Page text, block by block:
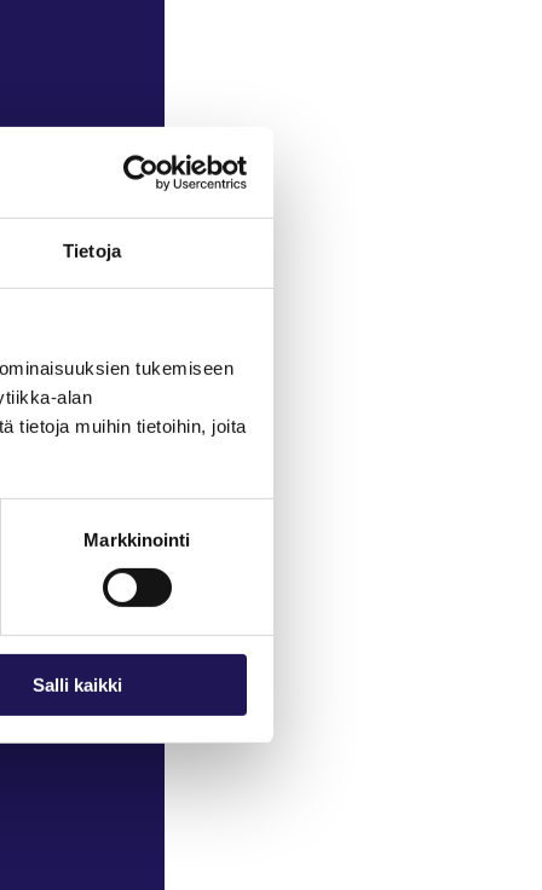
Tietoja
tukemiseen
alan
tietoja muihin tietoihin, joita
Markkinointi
Salli kaikki